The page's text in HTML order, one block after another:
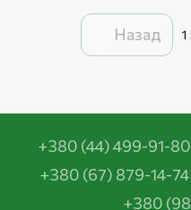
Назад 1
+380 (44) 499-91-80
+380 (67) 879-14-74
+380